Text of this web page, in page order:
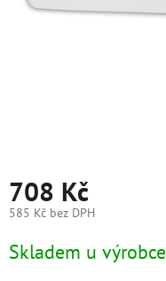
708 Kč
585 Kč bez DPH
cena:
Skladem u výrobce